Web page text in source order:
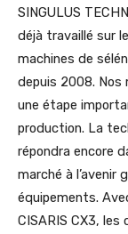
SINGULUS
déjà travaillé sur
machines de
depuis 2008. Nos
une étape
production. La
répondra encore
marché à l’avenir
équipements.
CISARIS CX3,